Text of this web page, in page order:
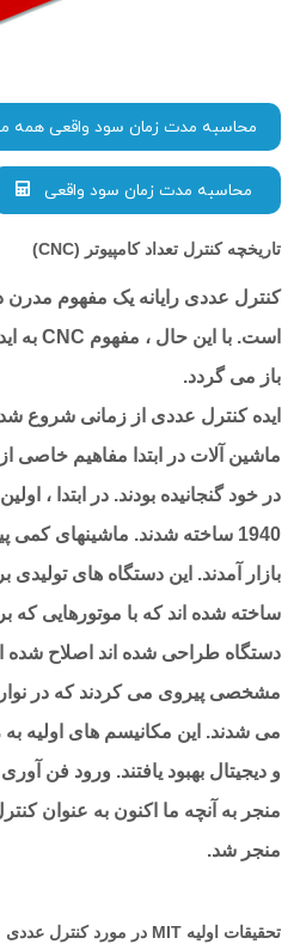
محاسبه مدت زمان سود واقعی
تاریخچه کنترل تعداد کامپیوتر (CNC)
کنترل عددی رایانه یک مفهوم مدرن
باز می گردد.
ایده کنترل عددی از زمانی شروع
ماشین آلات در ابتدا مفاهیم خاصی
بازار آمدند. این دستگاه های
ساخته شده اند که با موتورهایی که
دستگاه طراحی شده اند اصلاح شده
مشخصی پیروی می کردند که در نوار
می شدند. این مکانیسم های اولیه به
و دیجیتال بهبود یافتند. ورود فن
منجر به آنچه ما اکنون به عنوان
منجر شد.
تحقیقات اولیه MIT در مورد کنترل عددی